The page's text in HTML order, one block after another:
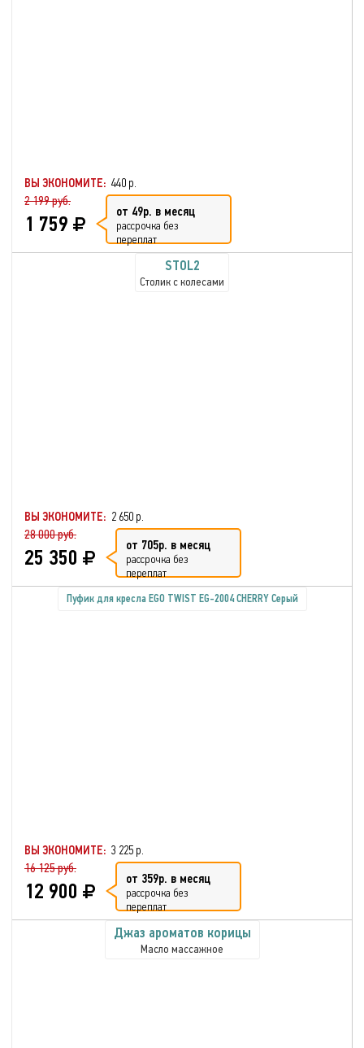
ВЫ ЭКОНОМИТЕ: 440 р.
2 199 руб.
1 759 от 49р. в месяц
рассрочка без
переплат
STOL2
Столик с колесами
ВЫ ЭКОНОМИТЕ: 2 650 р.
28 000 руб.
25 350 от 705р. в месяц
рассрочка без
переплат
Пуфик для кресла EGO TWIST EG-2004 CHERRY Серый
ВЫ ЭКОНОМИТЕ: 3 225 р.
16 125 руб.
12 900 от 359р. в месяц
рассрочка без
переплат
Джаз ароматов корицы
Масло массажное